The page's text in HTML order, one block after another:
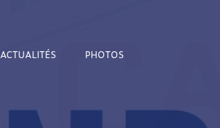
ACTUALITÉS PHOTOS